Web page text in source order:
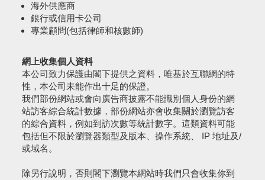
海外供應商
銀行或信用卡公司
專業顧問(包括律師和核數師)
網上收集個人資料
本公司致力保護由閣下提供之資料，唯基於互聯網的特
性，本公司未能作出十足的保證。
我們部份網站或會向廣告商披露不能識別個人身份的網
站訪客綜合統計數據，部份網站亦會收集關於瀏覽訪客
的綜合資料，例如到訪次數等統計數字。這類資料可能
包括但不限於瀏覽器類型及版本、操作系統、 IP 地址及/
或域名。
除另行說明，否則閣下瀏覽本網站時我們只會收集你到